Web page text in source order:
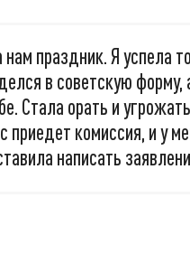
праздник. Я успела
в советскую
Стала орать и
приедет комиссия, и у
написать